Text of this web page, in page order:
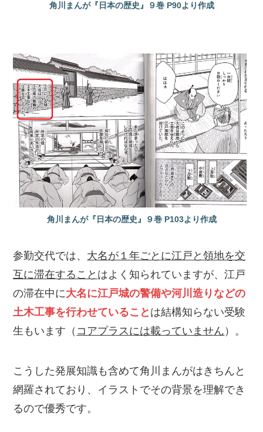
角川まんが『日本の歴史』９巻 P90より作成
角川まんが『日本の歴史』９巻 P103より作成
参勤交代では、 大名が１年ごとに江戸と領地を交
互に滞在すること はよく知られていますが、江戸
の滞在中に大名に江戸城の警備や河川造りなどの
土木工事を行わせていること は結構知らない受験
生もいます（ コアプラスには載っていません ）。
こうした発展知識も含めて角川まんがはきちんと
網羅されており、イラストでその背景を理解でき
るので優秀です。